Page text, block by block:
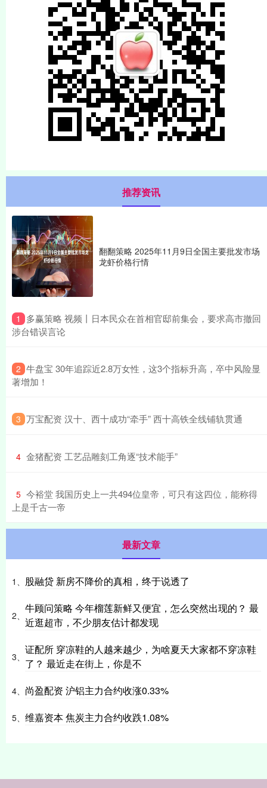
推荐资讯
翻翻策略 2025年11月9日全国主要批发市场
龙虾价格行情
1
​多赢策略 视频丨日本民众在首相官邸前集会，要求高市撤回
涉台错误言论
2 ​牛盘宝 30年追踪近2.8万女性，这3个指标升高，卒中风险显
著增加！
3 ​万宝配资 汉十、西十成功“牵手” 西十高铁全线铺轨贯通
4 ​金猪配资 工艺品雕刻工角逐“技术能手”
5 ​今裕堂 我国历史上一共494位皇帝，可只有这四位，能称得
上是千古一帝
最新文章
1、 股融贷 新房不降价的真相，终于说透了
2、
牛顾问策略 今年榴莲新鲜又便宜，怎么突然出现的？ 最
近逛超市，不少朋友估计都发现
3、
证配所 穿凉鞋的人越来越少，为啥夏天大家都不穿凉鞋
了？ 最近走在街上，你是不
4、 尚盈配资 沪铝主力合约收涨0.33%
5、 维嘉资本 焦炭主力合约收跌1.08%